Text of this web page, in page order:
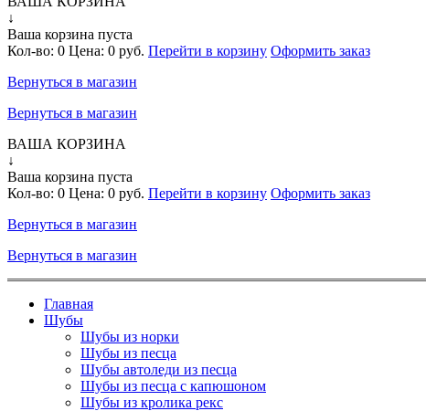
↓
Ваша корзина пуста
Кол-во: 0 Цена: 0 руб. Перейти в корзину Оформить заказ
Вернуться в магазин
Вернуться в магазин
ВАША КОРЗИНА
↓
Ваша корзина пуста
Кол-во: 0 Цена: 0 руб. Перейти в корзину Оформить заказ
Вернуться в магазин
Вернуться в магазин
Главная
Шубы
Шубы из норки
Шубы из песца
Шубы автоледи из песца
Шубы из песца с капюшоном
Шубы из кролика рекс